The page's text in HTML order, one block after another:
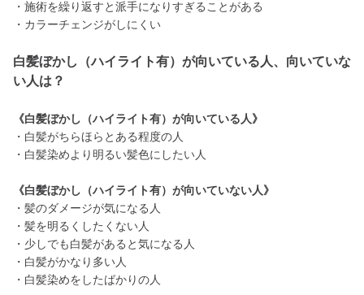
・施術を繰り返すと派手になりすぎることがある
・カラーチェンジがしにくい
白髪ぼかし（ハイライト有）が向いている人、向いていな
い人は？
《白髪ぼかし（ハイライト有）が向いている人》
・白髪がちらほらとある程度の人
・白髪染めより明るい髪色にしたい人
《白髪ぼかし（ハイライト有）が向いていない人》
・髪のダメージが気になる人
・髪を明るくしたくない人
・少しでも白髪があると気になる人
・白髪がかなり多い人
・白髪染めをしたばかりの人